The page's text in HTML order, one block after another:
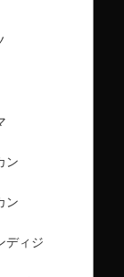
ン
ン
ィジ